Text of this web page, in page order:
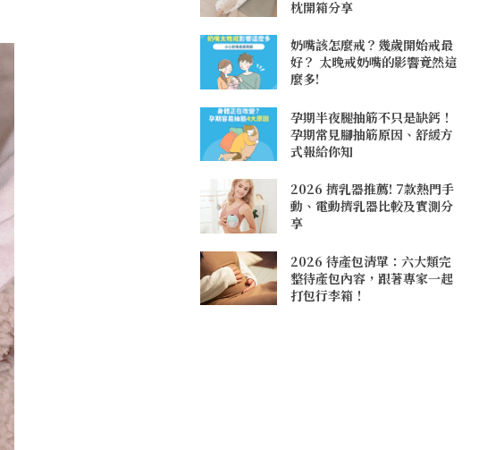
枕開箱分享
奶嘴該怎麼戒？幾歲開始戒最
好？ 太晚戒奶嘴的影響竟然這
麼多!
孕期半夜腿抽筋不只是缺鈣！
孕期常見腳抽筋原因、舒緩方
式報給你知
2026 擠乳器推薦! 7款熱門手
動、電動擠乳器比較及實測分
享
2026 待產包清單：六大類完
整待產包內容，跟著專家一起
打包行李箱！